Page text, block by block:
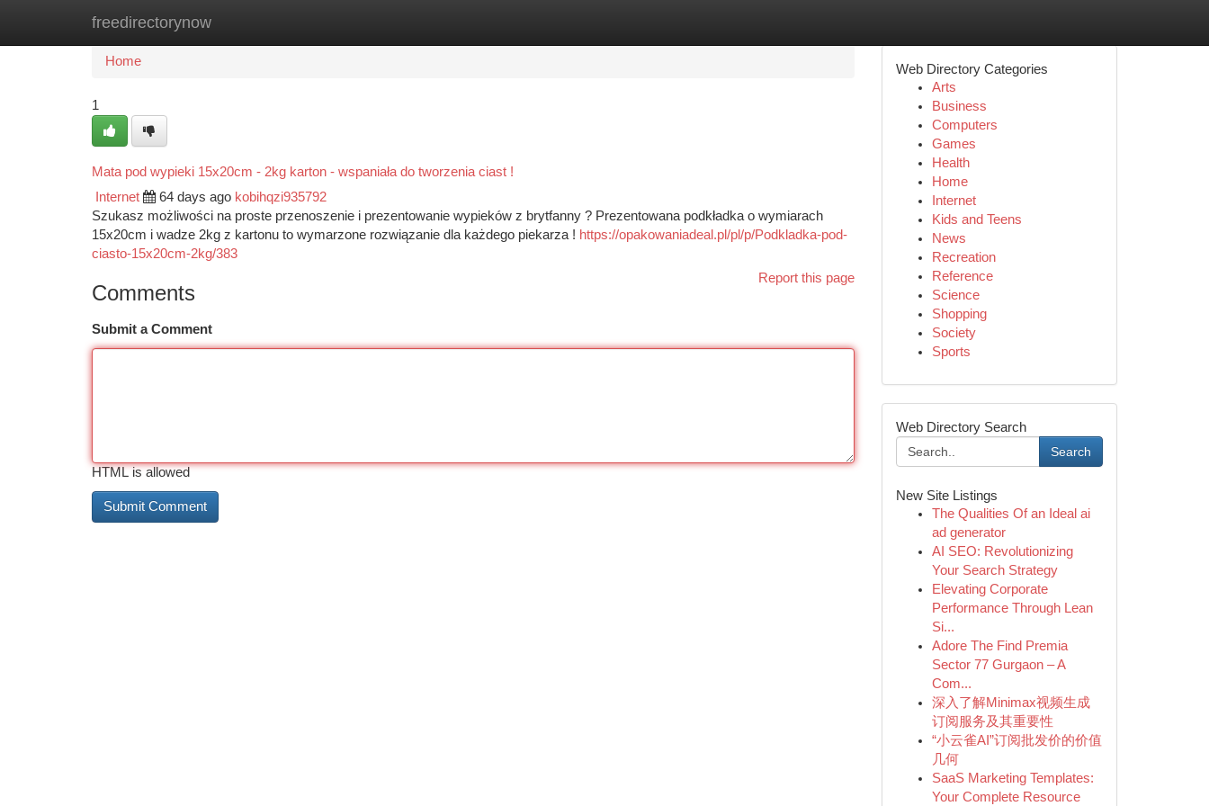
freedirectorynow
Home New Site Listings
Home
1
Mata pod wypieki 15x20cm - 2kg karton - wspaniała do tworzenia ciast !
Internet 64 days ago kobihqzi935792
Szukasz możliwości na proste przenoszenie i prezentowanie wypieków z brytfanny ? Prezentowana podkładka o wymiarach
15x20cm i wadze 2kg z kartonu to wymarzone rozwiązanie dla każdego piekarza ! https://opakowaniadeal.pl/pl/p/Podkladka-pod-
ciasto-15x20cm-2kg/383
Report this page
Comments
Submit a Comment
HTML is allowed
Web Directory Categories
Arts
Business
Computers
Games
Health
Home
Internet
Kids and Teens
News
Recreation
Reference
Science
Shopping
Society
Sports
Web Directory Search
Search
New Site Listings
The Qualities Of an Ideal ai
ad generator
AI SEO: Revolutionizing
Your Search Strategy
Elevating Corporate
Performance Through Lean
Si...
Adore The Find Premia
Sector 77 Gurgaon – A
Com...
深入了解Minimax视频生成
订阅服务及其重要性
“小云雀AI”订阅批发价的价值
几何
SaaS Marketing Templates:
Your Complete Resource